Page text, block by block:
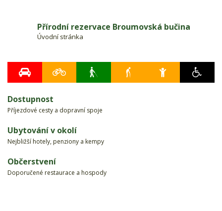
Přírodní rezervace Broumovská bučina
Úvodní stránka
Dostupnost
Příjezdové cesty a dopravní spoje
Ubytování v okolí
Nejbližší hotely, penziony a kempy
Občerstvení
Doporučené restaurace a hospody